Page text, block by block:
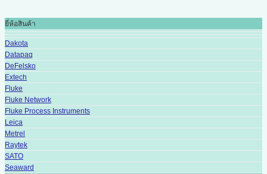
ยี่ห้อสินค้า
Dakota
Datapaq
DeFelsko
Extech
Fluke
Fluke Network
Fluke Process Instruments
Leica
Metrel
Raytek
SATO
Seaward